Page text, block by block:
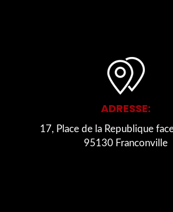
ADRESSE:
17, Place de la Republique
95130 Franconville